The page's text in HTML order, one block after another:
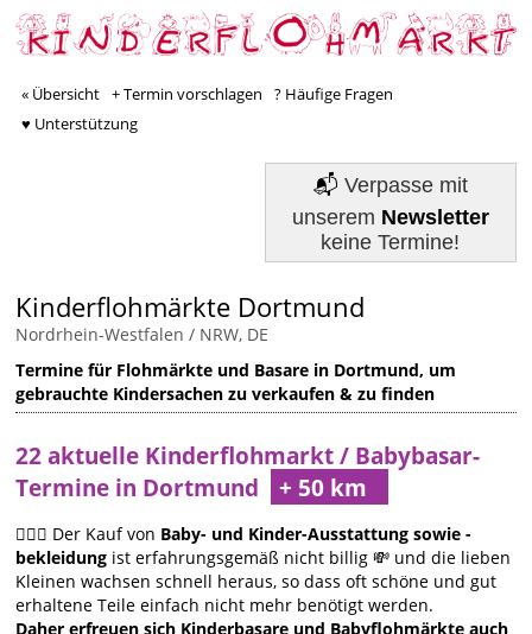
« Übersicht + Termin vorschlagen
? Häufige Fragen
♥ Unterstützung
📬 Verpasse mit
unserem Newsletter
keine Termine!
Kinderflohmärkte Dortmund
Nordrhein-Westfalen / NRW, DE
Termine für Flohmärkte und Basare in Dortmund, um
gebrauchte Kindersachen zu verkaufen & zu finden
22 aktuelle Kinderflohmarkt / Babybasar-
Termine in Dortmund
🙋🏻‍♀️ Der Kauf von Baby- und Kinder-Ausstattung sowie -
bekleidung ist erfahrungsgemäß nicht billig 💸 und die lieben
Kleinen wachsen schnell heraus, so dass oft schöne und gut
erhaltene Teile einfach nicht mehr benötigt werden.
Daher erfreuen sich Kinderbasare und Babyflohmärkte auch